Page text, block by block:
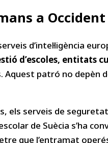
a Occident
d’intel·ligència
d’escoles, entitats
patró no depèn
els serveis de
de Suècia s’ha
que l’entramat